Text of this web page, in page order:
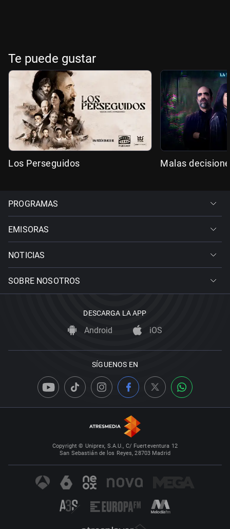
Te puede gustar
Los Perseguidos Malas
PROGRAMAS
EMISORAS
NOTICIAS
SOBRE NOSOTROS
DESCARGA LA APP
Android iOS
SÍGUENOS EN
Copyright © Uniprex, S.A.U., C/ Fuerteventura 12
San Sebastián de los Reyes, 28703 Madrid